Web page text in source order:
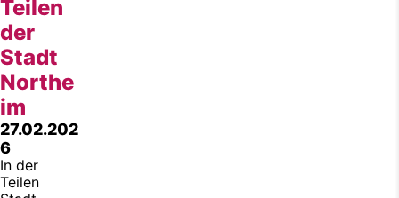
Teilen
der
Stadt
Northe
im
27.02.202
6
In der
Teilen